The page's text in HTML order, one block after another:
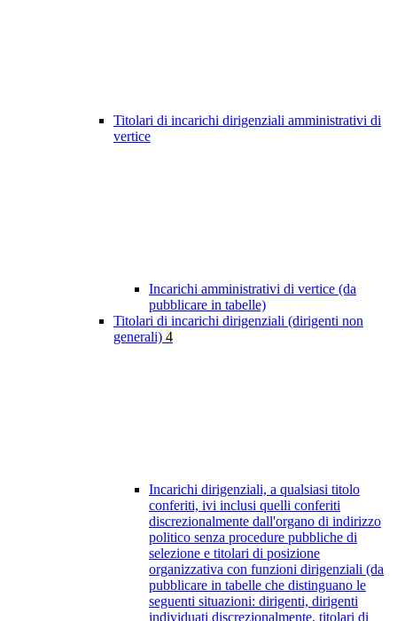
Titolari di incarichi dirigenziali amministrativi di
vertice
Incarichi amministrativi di vertice (da
pubblicare in tabelle)
Titolari di incarichi dirigenziali (dirigenti non
generali) 4
Incarichi dirigenziali, a qualsiasi titolo
conferiti, ivi inclusi quelli conferiti
discrezionalmente dall'organo di indirizzo
politico senza procedure pubbliche di
selezione e titolari di posizione
organizzativa con funzioni dirigenziali (da
pubblicare in tabelle che distinguano le
seguenti situazioni: dirigenti, dirigenti
individuati discrezionalmente, titolari di